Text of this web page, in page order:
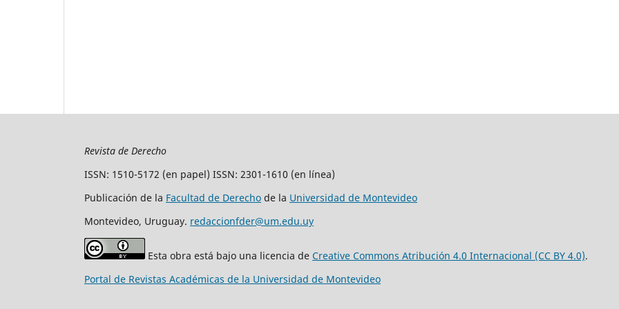
Revista de Derecho
ISSN: 1510-5172 (en papel) ISSN: 2301-1610 (en línea)
Publicación de la Facultad de Derecho de la Universidad de Montevideo
Montevideo, Uruguay. redaccionfder@um.edu.uy
Esta obra está bajo una licencia de Creative Commons Atribución 4.0 Internacional (CC BY 4.0).
Portal de Revistas Académicas de la Universidad de Montevideo